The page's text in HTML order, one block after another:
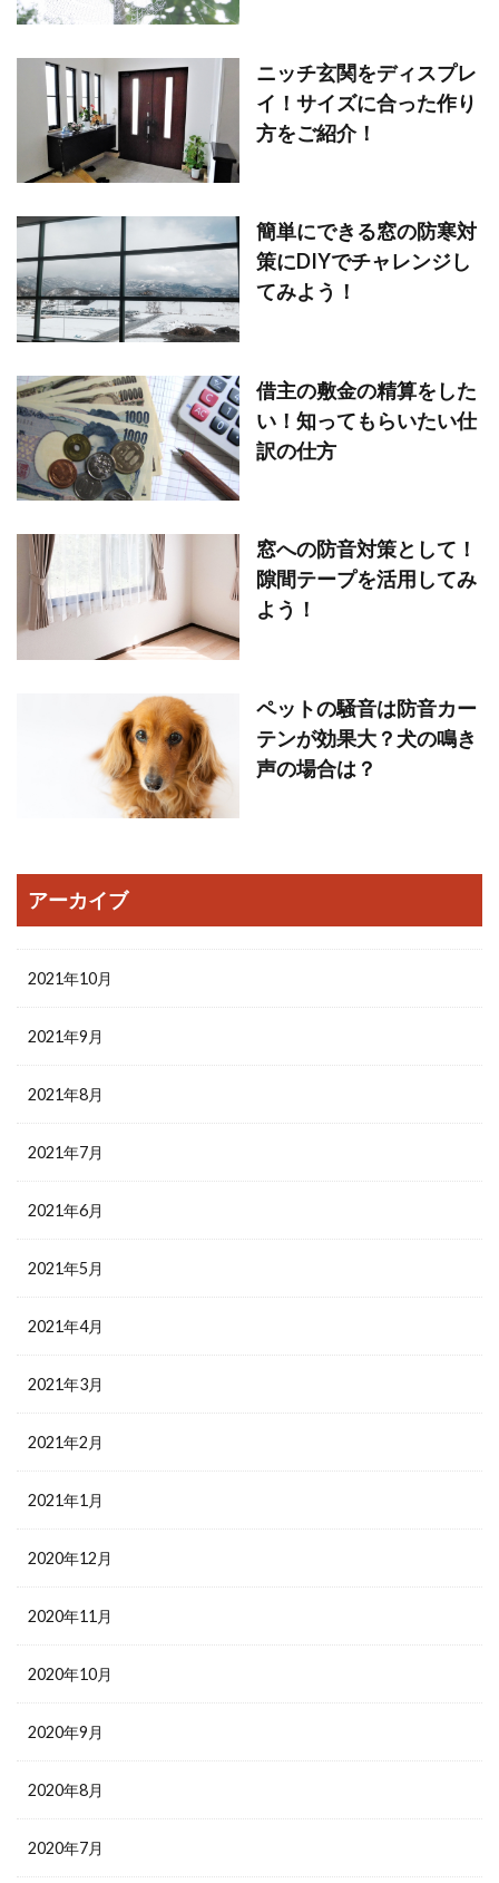
ニッチ玄関をディスプレ
イ！サイズに合った作り
方をご紹介！
簡単にできる窓の防寒対
策にDIYでチャレンジし
てみよう！
借主の敷金の精算をした
い！知ってもらいたい仕
訳の仕方
窓への防音対策として！
隙間テープを活用してみ
よう！
ペットの騒音は防音カー
テンが効果大？犬の鳴き
声の場合は？
アーカイブ
2021年10月
2021年9月
2021年8月
2021年7月
2021年6月
2021年5月
2021年4月
2021年3月
2021年2月
2021年1月
2020年12月
2020年11月
2020年10月
2020年9月
2020年8月
2020年7月